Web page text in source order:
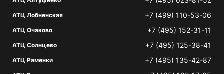
АТЦ Лобненская +7 (499) 110-53-06
АТЦ Очаково +7 (495) 152-31-11
АТЦ Солнцево +7 (495) 125-38-41
АТЦ Раменки +7 (495) 135-42-87